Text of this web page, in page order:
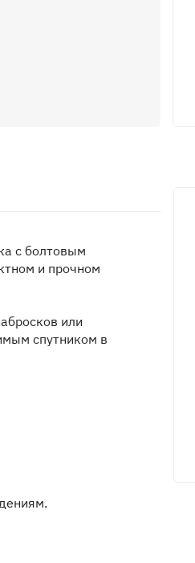
с болтовым
и прочном
или
спутником в